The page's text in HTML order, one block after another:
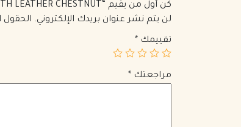
كن أول من يقيم “LE MONOGRAMME CŒUR BAG IN CANVAS AND SMOOTH LEATHER CHESTNUT”
لن يتم نشر عنوان بريدك الإلكتروني. الحقول
تقييمك *
مراجعتك *